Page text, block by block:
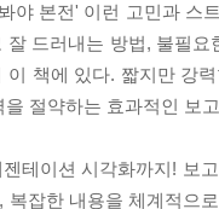
야 본전' 이런 고민과 스
잘 드러내는 방법, 불필
이 책에 있다. 짧지만 강
절약하는 효과적인 보
테이션 시각화까지! 보
복잡한 내용을 체계적으